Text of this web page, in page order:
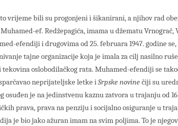
vrijeme bili su progonjeni i šikanirani, a njihov rad
ef. Redžepagića, imama u džematu Vrnograč,
efendiji i drugovima od 25. februara 1947. godine
tajne organizacije koja je imala za cilj nasilno
tekovina oslobodilačkog rata. Muhamed-efendiji se
neprijateljske letke iSrpske novinečiji su
osuđen je na jedinstvenu kaznu zatvora u trajanju od
prava, prava na penziju i socijalno osiguranje u
je bio jako ažuran imam na svim poljima. To je